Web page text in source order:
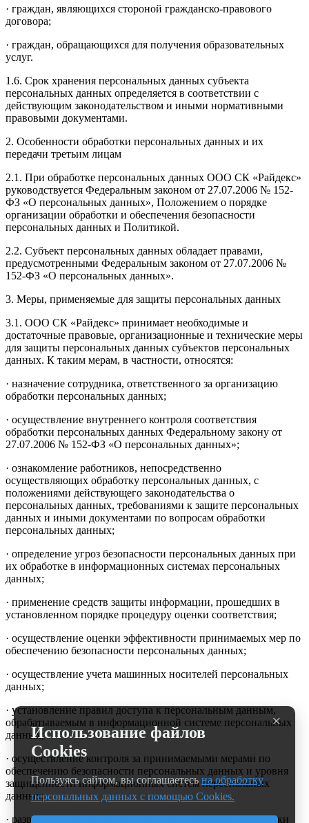
· граждан, являющихся стороной гражданско-правового
договора;
· граждан, обращающихся для получения образовательных
услуг.
1.6. Срок хранения персональных данных субъекта
персональных данных определяется в соответствии с
действующим законодательством и иными нормативными
правовыми документами.
2. Особенности обработки персональных данных и их
передачи третьим лицам
2.1. При обработке персональных данных ООО СК «Райдекс»
руководствуется Федеральным законом от 27.07.2006 № 152-
ФЗ «О персональных данных», Положением о порядке
организации обработки и обеспечения безопасности
персональных данных и Политикой.
2.2. Субъект персональных данных обладает правами,
предусмотренными Федеральным законом от 27.07.2006 №
152-ФЗ «О персональных данных».
3. Меры, применяемые для защиты персональных данных
3.1. ООО СК «Райдекс» принимает необходимые и
достаточные правовые, организационные и технические меры
для защиты персональных данных субъектов персональных
данных. К таким мерам, в частности, относятся:
· назначение сотрудника, ответственного за организацию
обработки персональных данных;
· осуществление внутреннего контроля соответствия
обработки персональных данных Федеральному закону от
27.07.2006 № 152-ФЗ «О персональных данных»;
· ознакомление работников, непосредственно
осуществляющих обработку персональных данных, с
положениями действующего законодательства о
персональных данных, требованиями к защите персональных
данных и иными документами по вопросам обработки
персональных данных;
· определение угроз безопасности персональных данных при
их обработке в информационных системах персональных
данных;
· применение средств защиты информации, прошедших в
установленном порядке процедуру оценки соответствия;
· осуществление оценки эффективности принимаемых мер по
обеспечению безопасности персональных данных;
· осуществление учета машинных носителей персональных
данных;
· установление правил доступа к персональным данным,
обрабатываемым в информационной системе персональных
данных;
· осуществление контроля за принимаемыми мерами по
обеспечению безопасности персональных данных и уровня
защищенности информационных систем персональных
данных;
· разработка локальных документов по вопросам обработки
×
Использование файлов
Cookies
Пользуясь сайтом, вы соглашаетесь на обработку
персональных данных с помощью Cookies.